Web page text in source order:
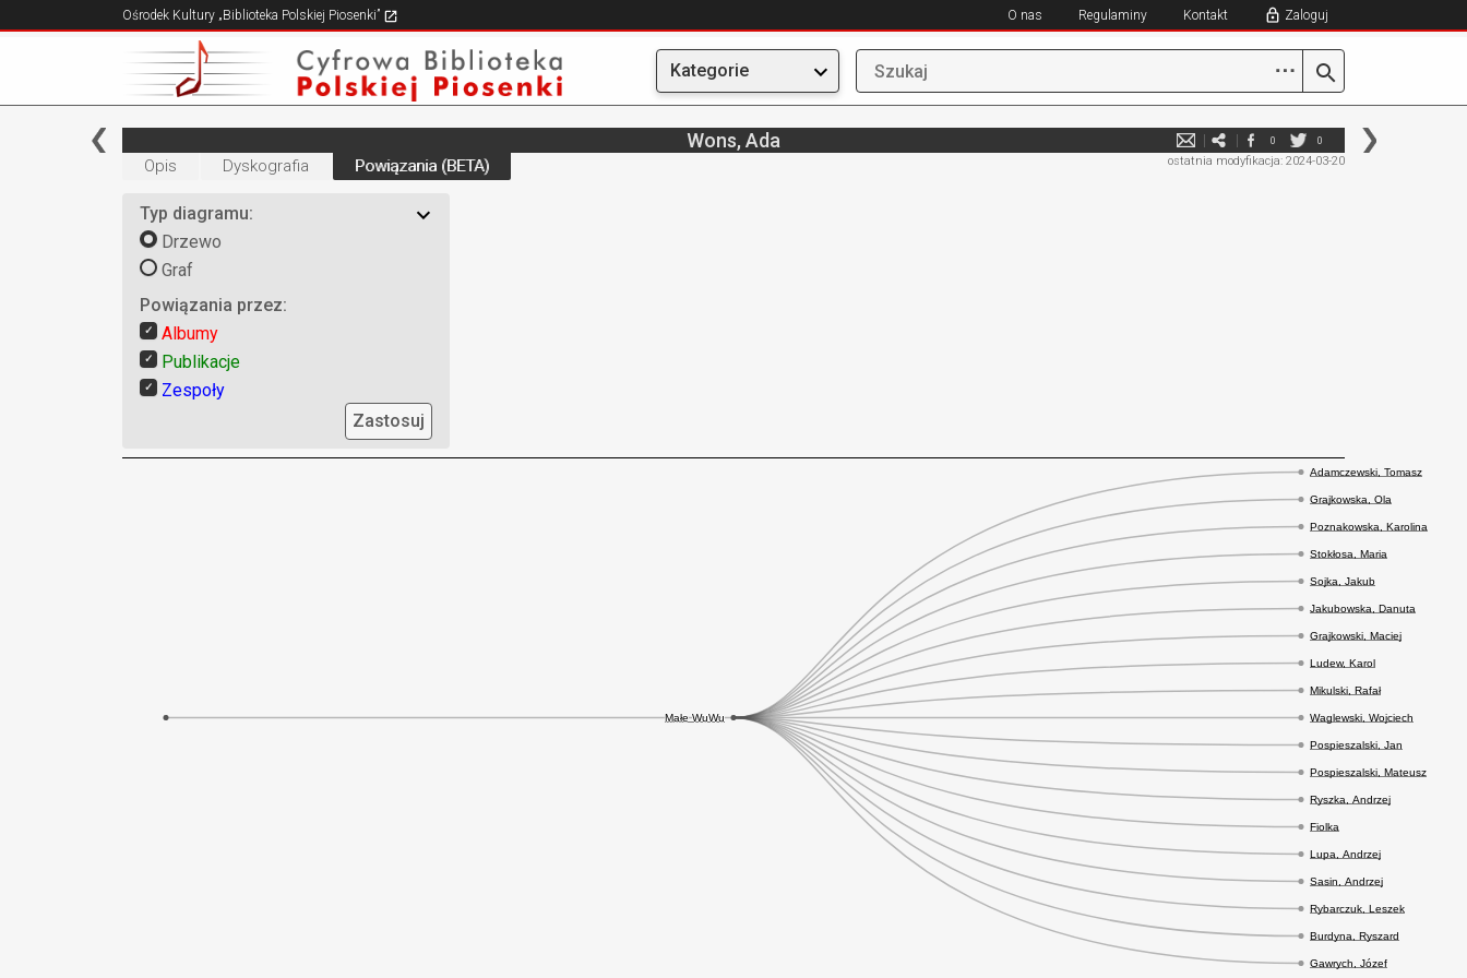
Ośrodek Kultury „Biblioteka Polskiej Piosenki” O nas Regulaminy Kontakt Zaloguj
Kategorie ⋯
Wons, Ada 0 0
ostatnia modyfikacja: 2024-03-20
Opis Dyskografia Powiązania (BETA)
Typ diagramu:
Drzewo
Graf
Powiązania przez:
Albumy
Publikacje
Zespoły
Zastosuj
Małe WuWu
Adamczewski, Tomasz
Grajkowska, Ola
Poznakowska, Karolina
Stokłosa, Maria
Sojka, Jakub
Jakubowska, Danuta
Grajkowski, Maciej
Ludew, Karol
Mikulski, Rafał
Waglewski, Wojciech
Pospieszalski, Jan
Pospieszalski, Mateusz
Ryszka, Andrzej
Fiolka
Lupa, Andrzej
Sasin, Andrzej
Rybarczuk, Leszek
Burdyna, Ryszard
Gawrych, Józef